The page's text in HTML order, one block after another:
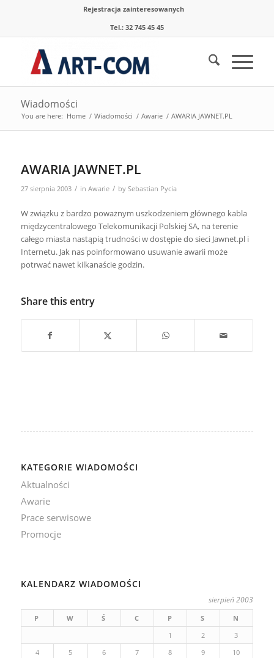
Rejestracja zainteresowanych
Tel.: 32 745 45 45
Wiadomości
You are here: Home / Wiadomości / Awarie / AWARIA JAWNET.PL
AWARIA JAWNET.PL
27 sierpnia 2003 / in Awarie / by Sebastian Pycia
W związku z bardzo poważnym uszkodzeniem głównego kabla
międzycentralowego Telekomunikacji Polskiej SA, na terenie
całego miasta nastąpią trudności w dostępie do sieci Jawnet.pl i
Internetu. Jak nas poinformowano usuwanie awarii może
potrwać nawet kilkanaście godzin.
Share this entry
KATEGORIE WIADOMOŚCI
Aktualności
Awarie
Prace serwisowe
Promocje
KALENDARZ WIADOMOŚCI
sierpień 2003
P W Ś C P S
N
1
2
3
4
5 6 7 8 9
10